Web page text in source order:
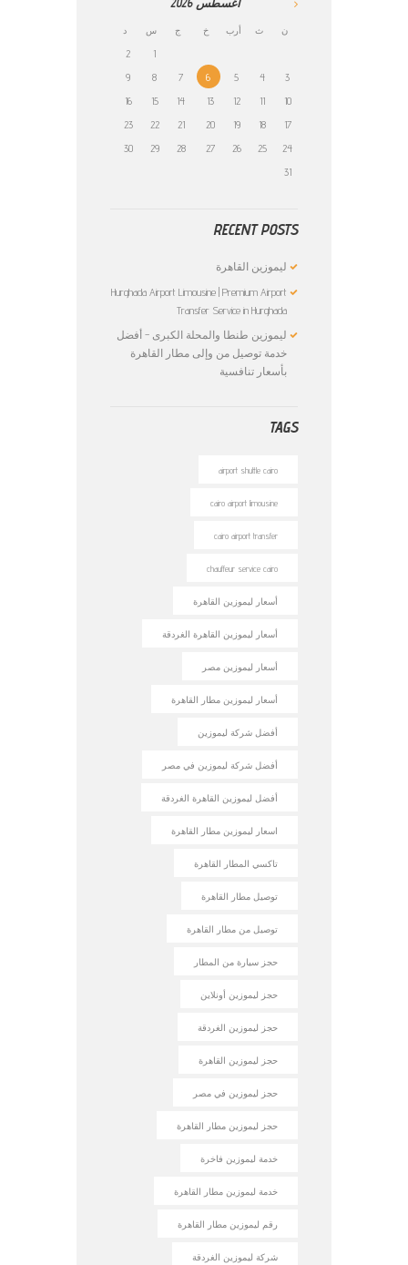
أغسطس2026
ن ث أرب خ ج س د
1
2
3
4
5
6
7
8
9
10
11
12
13
14
15
16
17
18
19
20
21
22
23
24
25
26
27
28
29
30
31
RECENT POSTS
ليموزين القاهرة
Hurghada Airport Limousine | Premium Airport
Transfer Service in Hurghada
ليموزين طنطا والمحلة الكبرى – أفضل
خدمة توصيل من وإلى مطار القاهرة
بأسعار تنافسية
TAGS
airport shuttle cairo
cairo airport limousine
cairo airport transfer
chauffeur service cairo
أسعار ليموزين القاهرة
أسعار ليموزين القاهرة الغردقة
أسعار ليموزين مصر
أسعار ليموزين مطار القاهرة
أفضل شركة ليموزين
أفضل شركة ليموزين في مصر
أفضل ليموزين القاهرة الغردقة
اسعار ليموزين مطار القاهرة
تاكسي المطار القاهرة
توصيل مطار القاهرة
توصيل من مطار القاهرة
حجز سيارة من المطار
حجز ليموزين أونلاين
حجز ليموزين الغردقة
حجز ليموزين القاهرة
حجز ليموزين في مصر
حجز ليموزين مطار القاهرة
خدمة ليموزين فاخرة
خدمة ليموزين مطار القاهرة
رقم ليموزين مطار القاهرة
شركة ليموزين الغردقة